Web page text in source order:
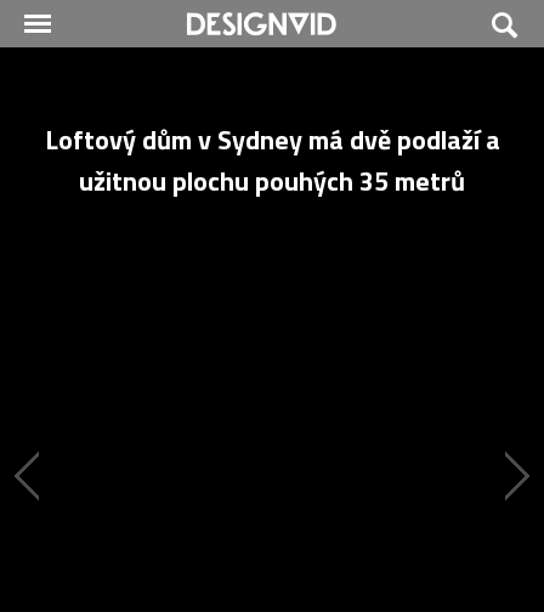
Loftový dům v Sydney má dvě podlaží a
užitnou plochu pouhých 35 metrů